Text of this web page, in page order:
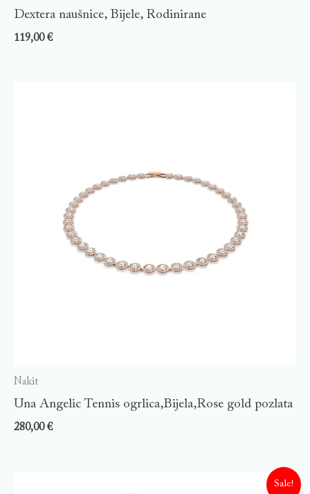
Dextera naušnice, Bijele, Rodinirane
119,00€
Nakit
Una Angelic Tennis ogrlica,Bijela,Rose gold pozlata
280,00€
Sale!